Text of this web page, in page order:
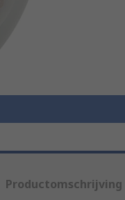
Productomschrijving